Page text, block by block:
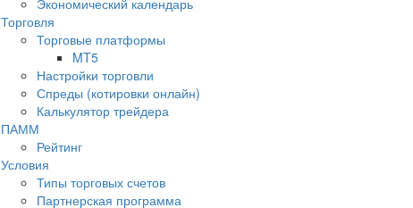
Экономический календарь
Торговля
Торговые платформы
MT5
Настройки торговли
Спреды (котировки онлайн)
Калькулятор трейдера
ПАММ
Рейтинг
Условия
Типы торговых счетов
Партнерская программа